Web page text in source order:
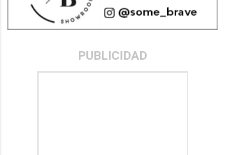
PUBLICIDAD